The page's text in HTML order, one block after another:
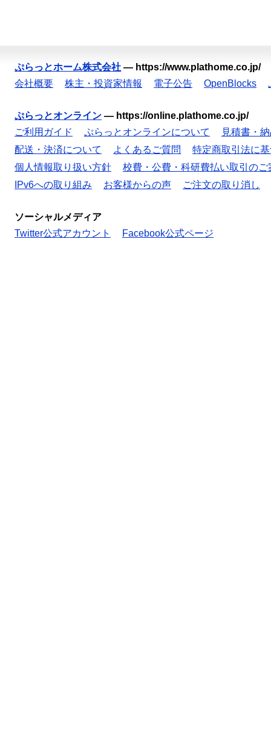
ぷらっとホーム株式会社 — https://www.plathome.co.jp/
会社概要
株主・投資家情報 電子公告 OpenBlocks
ぷらっとオンライン — https://online.plathome.co.jp/
ご利用ガイド
ぷらっとオンラインについて
見積書・
配送・決済について
よくあるご質問
特定商取引法に
個人情報取り扱い方針
校費・公費・科研費払い取引のご
IPv6への取り組み
お客様からの声 ご注文の取り消し
ソーシャルメディア
Twitter公式アカウント
Facebook公式ページ